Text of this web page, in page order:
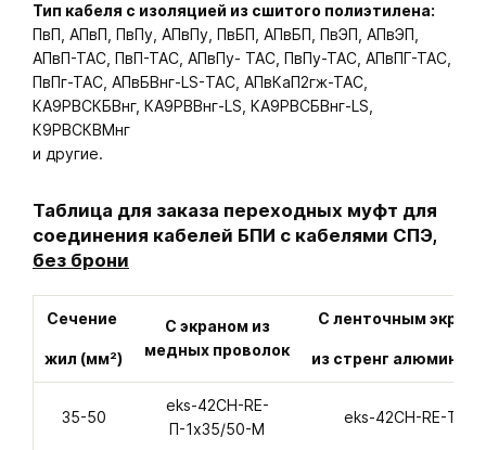
Тип кабеля с изоляцией из сшитого полиэтилена:
ПвП, АПвП, ПвПу, АПвПу, ПвБП, АПвБП, ПвЭП, АПвЭП,
АПвП-ТАС, ПвП-ТАС, АПвПу- ТАС, ПвПу-ТАС, АПвПГ-ТАС,
ПвПг-ТАС, АПвБВнг-LS-ТАС, АПвКаП2гж-ТАС,
КА9РВСКБВнг, КА9РВВнг-LS, КА9РВСБВнг-LS,
К9РВСКВМнг
и другие.
Таблица для заказа переходных муфт для
соединения кабелей БПИ с кабелями СПЭ,
без брони
Сечение
жил (мм²)
С экраном из
медных проволок
С ленточным
из стренг
35-50
eks-42CH-RE-
П-1х35/50-M
eks-42CH-RE-